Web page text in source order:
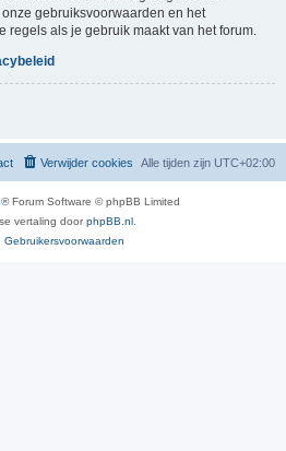
gebruiksvoorwaarden en het
als je gebruik maakt van het forum.
Alle tijden zijn UTC+02:00
Verwijder cookies
® Forum Software © phpBB Limited
vertaling doorphpBB.nl
Gebruikersvoorwaarden